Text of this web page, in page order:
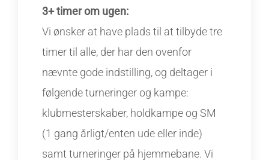
3+ timer om ugen:
Vi ønsker at have plads til at tilbyde tre
timer til alle, der har den ovenfor
nævnte gode indstilling, og deltager i
følgende turneringer og kampe:
klubmesterskaber, holdkampe og SM
(1 gang årligt/enten ude eller inde)
samt turneringer på hjemmebane. Vi